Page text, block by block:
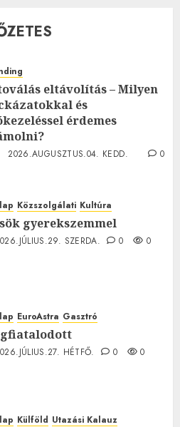
eltávolítás – Milyen
és
érdemes
2026.AUGUSZTUS.04. KEDD.
0
Közszolgálati Kultúra
gyerekszemmel
SZERDA. 0 0
EuroAstra Gasztró
HÉTFŐ. 0 0
Külföld Utazási Kalauz